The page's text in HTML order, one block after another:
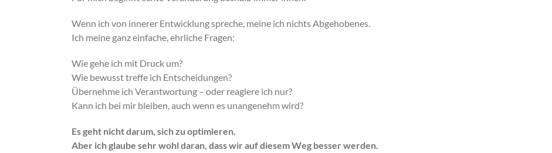
Wenn ich von innerer Entwicklung spreche, meine ich nichts Abgehobenes.
Ich meine ganz einfache, ehrliche Fragen:
Wie gehe ich mit Druck um?
Wie bewusst treffe ich Entscheidungen?
Übernehme ich Verantwortung – oder reagiere ich nur?
Kann ich bei mir bleiben, auch wenn es unangenehm wird?
Es geht nicht darum, sich zu optimieren.
Aber ich glaube sehr wohl daran, dass wir auf diesem Weg besser werden.